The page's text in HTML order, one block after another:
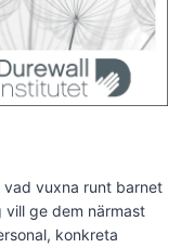
vuxna runt barnet
ge dem närmast
konkreta